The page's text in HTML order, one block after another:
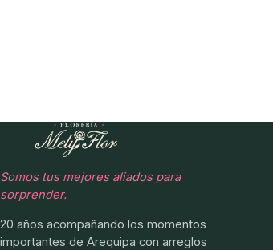
Somos tus mejores aliados para
sorprender.
20 años acompañando los momentos
importantes de Arequipa con arreglos